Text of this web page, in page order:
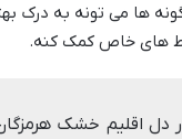
ها می تونه به درک
های خاص کمک کنه.
دل اقلیم خشک